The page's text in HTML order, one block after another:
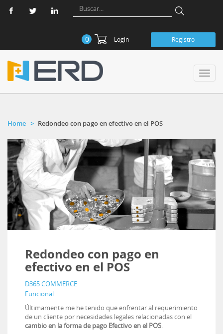
0 Login Registro
Home Redondeo con pago en efectivo en el POS
Redondeo con pago en
efectivo en el POS
D365 COMMERCE
Funcional
Últimamente me he tenido que enfrentar al requerimiento
de un cliente por necesidades legales relacionadas con el
cambio en la forma de pago Efectivo en el POS.